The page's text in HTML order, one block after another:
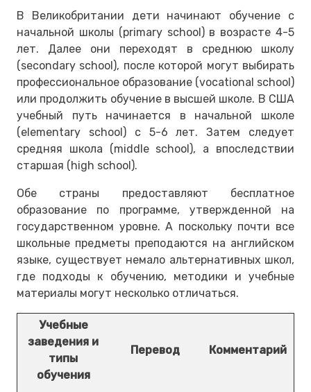
В Великобритании дети начинают обучение с
начальной школы (primary school) в возрасте 4-5
лет. Далее они переходят в среднюю школу
(secondary school), после которой могут выбирать
профессиональное образование (vocational school)
или продолжить обучение в высшей школе. В США
учебный путь начинается в начальной школе
(elementary school) с 5-6 лет. Затем следует
средняя школа (middle school), а впоследствии
старшая (high school).
Обе страны предоставляют бесплатное
образование по программе, утвержденной на
государственном уровне. А поскольку почти все
школьные предметы преподаются на английском
языке, существует немало альтернативных школ,
где подходы к обучению, методики и учебные
материалы могут несколько отличаться.
Учебные
заведения и
типы
обучения
Перевод Комментарий